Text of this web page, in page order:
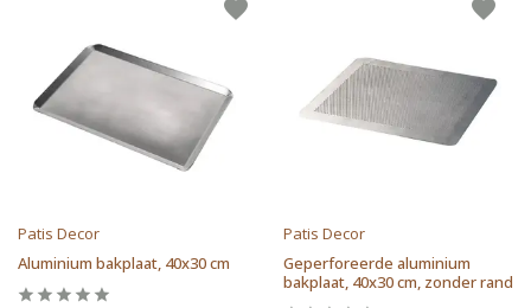
Patis Decor
Aluminium bakplaat, 40x30 cm
Patis Decor
Geperforeerde aluminium
bakplaat, 40x30 cm, zonder rand